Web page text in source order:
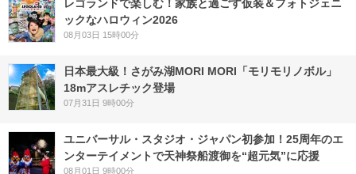
レゴランドで楽しむ！家族と過ごす仮装＆フォトジェニ
ックなハロウィン2026
08月03日 15時00分
日本最大級！さがみ湖MORI MORI「モリモリノボル」
18mアスレチック登場
07月31日 9時00分
ユニバーサル・スタジオ・ジャパン初参加！25周年のエ
ンターテイメントで天神祭船渡御を“超元気”に応援
08月01日 9時00分